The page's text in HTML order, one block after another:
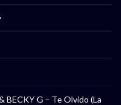
BECKY G – Te Olvido (La